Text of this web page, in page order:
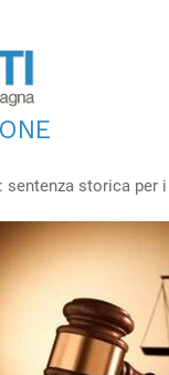
storica per i